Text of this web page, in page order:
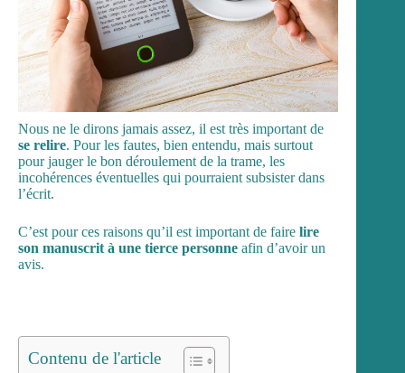
Nous ne le dirons jamais assez, il est très important de
se relire. Pour les fautes, bien entendu, mais surtout
pour jauger le bon déroulement de la trame, les
incohérences éventuelles qui pourraient subsister dans
l’écrit.
C’est pour ces raisons qu’il est important de faire lire
son manuscrit à une tierce personne afin d’avoir un
avis.
Contenu de l'article